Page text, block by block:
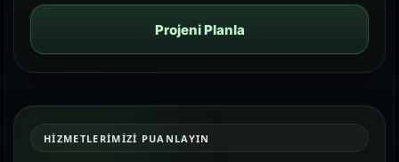
Projeni Planla
HIZMETLERIMIZI PUANLAYIN